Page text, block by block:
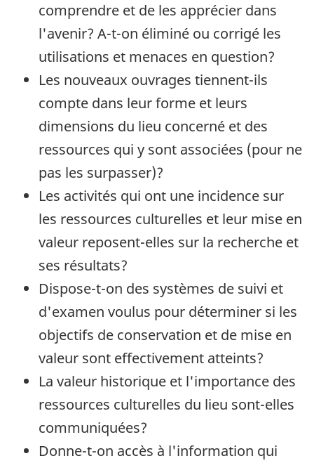
comprendre et de les apprécier dans
l'avenir? A-t-on éliminé ou corrigé les
utilisations et menaces en question?
Les nouveaux ouvrages tiennent-ils
compte dans leur forme et leurs
dimensions du lieu concerné et des
ressources qui y sont associées (pour ne
pas les surpasser)?
Les activités qui ont une incidence sur
les ressources culturelles et leur mise en
valeur reposent-elles sur la recherche et
ses résultats?
Dispose-t-on des systèmes de suivi et
d'examen voulus pour déterminer si les
objectifs de conservation et de mise en
valeur sont effectivement atteints?
La valeur historique et l'importance des
ressources culturelles du lieu sont-elles
communiquées?
Donne-t-on accès à l'information qui